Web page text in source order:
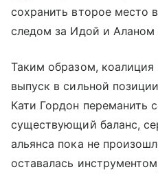
сохранить второе место
следом за Идой и Аланом
Таким образом, коалиция
выпуск в сильной
Кати Гордон переманить
существующий баланс,
альянса пока не
оставалась